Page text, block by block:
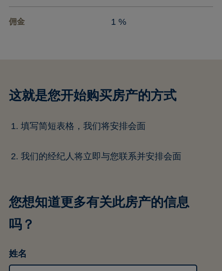
佣金 1 %
这就是您开始购买房产的方式
填写简短表格，我们将安排会面
我们的经纪人将立即与您联系并安排会面
您想知道更多有关此房产的信息
吗？
姓名